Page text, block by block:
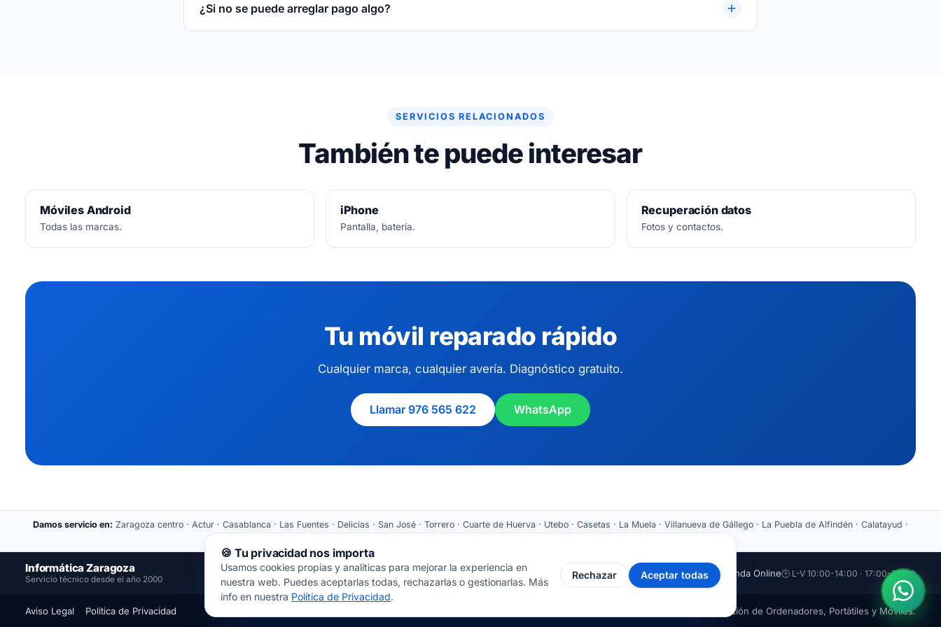
¿Si no se puede arreglar pago algo?
SERVICIOS RELACIONADOS
También te puede interesar
Móviles Android
Todas las marcas.
iPhone
Pantalla, batería.
Recuperación datos
Fotos y contactos.
Tu móvil reparado rápido
Cualquier marca, cualquier avería. Diagnóstico gratuito.
Llamar 976 565 622 WhatsApp
Damos servicio en: Zaragoza centro · Actur · Casablanca · Las Fuentes · Delicias · San José · Torrero · Cuarte de Huerva · Utebo · Casetas · La Muela · Villanueva de Gállego · La Puebla de Alfindén · Calatayud ·
Informática Zaragoza
Servicio técnico desde el año 2000
📍 Cortes de Aragón 64 · 50005 Zaragoza📞 976 565 622 ✉ ventas@informaticazaragoza.com 🛒 Tienda Online🕒 L-V 10:00-14:00 · 17:00-20:00
Aviso Legal Política de Privacidad © 2000-2026 · Javal Informática S.L. · Tienda Informática Zaragoza · Reparación de Ordenadores, Portátiles y Móviles.
🍪 Tu privacidad nos importa
Usamos cookies propias y analíticas para mejorar la experiencia en
nuestra web. Puedes aceptarlas todas, rechazarlas o gestionarlas. Más
info en nuestra Política de Privacidad.
Rechazar Aceptar todas